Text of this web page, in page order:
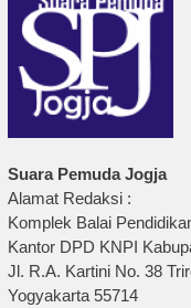
Suara Pemuda Jogja
Alamat Redaksi :
Komplek Balai
Kantor DPD KNPI
Jl. R.A. Kartini No. 38
Yogyakarta 55714